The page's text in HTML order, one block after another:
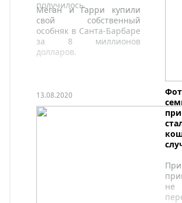
получилось.
Меган и Гарри купили
свой собственный
особняк в Санта-Барбаре
за 8 миллионов
долларов.
13.08.2020